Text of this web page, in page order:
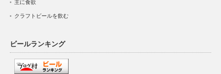
主に食欲
クラフトビールを飲む
ビールランキング